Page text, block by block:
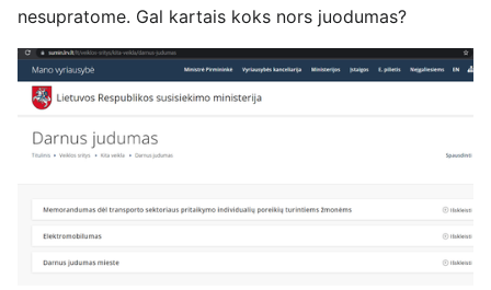
nesupratome. Gal kartais koks nors juodumas?